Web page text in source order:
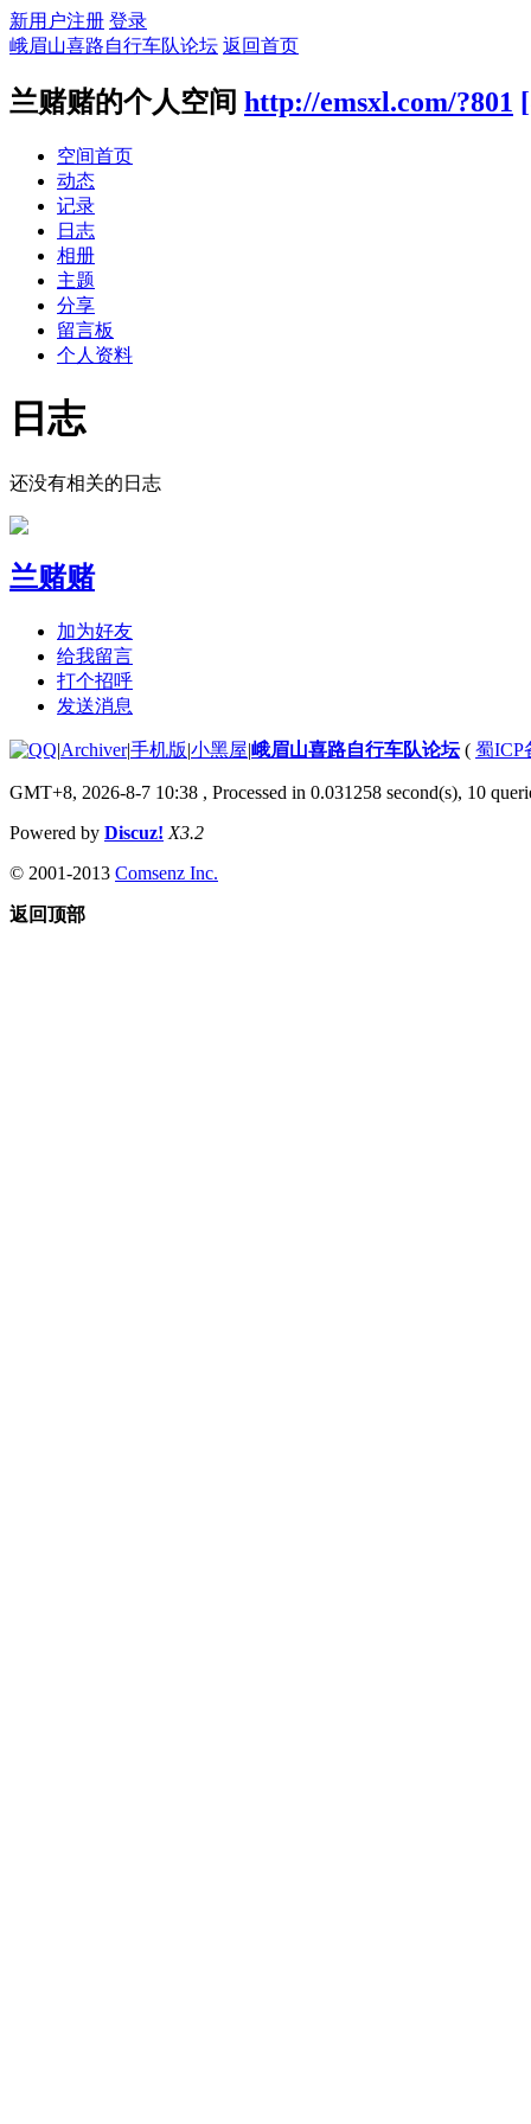
新用户注册 登录
峨眉山喜路自行车队论坛 返回首页
兰赌赌的个人空间 http://emsxl.com/?801
空间首页
动态
记录
日志
相册
主题
分享
留言板
个人资料
日志
还没有相关的日志
兰赌赌
加为好友
给我留言
打个招呼
发送消息
|Archiver|手机版|小黑屋|峨眉山喜路自行车队论坛( 蜀ICP
GMT+8, 2026-8-7 10:38 , Processed in 0.031258 second(s), 10
Powered by Discuz! X3.2
© 2001-2013 Comsenz Inc.
返回顶部